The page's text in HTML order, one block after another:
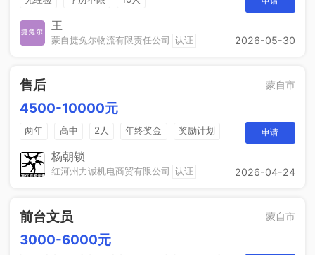
王
蒙自捷兔尔物流有限责任公司 认证 2026-05-30
售后 蒙自市
4500-10000元
两年 高中 2人 年终奖金
奖励计划
法定节假日
申请
杨朝锁
红河州力诚机电商贸有限公司 认证 2026-04-24
前台文员 蒙自市
3000-6000元